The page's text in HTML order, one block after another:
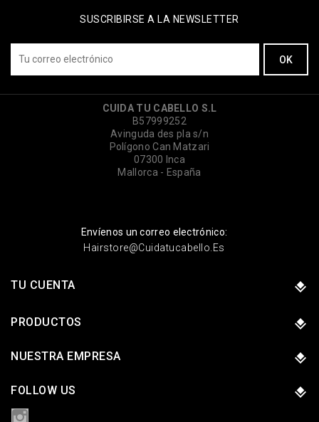
SUSCRIBIRSE A LA NEWSLETTER
CUIDA TU CABELLO S.L
B57999252
Avinguda des pla s/n
Polígono Can Matzari
07300 Inca
Mallorca - España
Envíenos un correo electrónico:
Hairstore@cuidatucabello.es
TU CUENTA
PRODUCTOS
NUESTRA EMPRESA
FOLLOW US